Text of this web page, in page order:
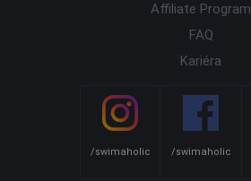
Affiliate Program
FAQ
Kariéra
/swimaholic /swimaholic